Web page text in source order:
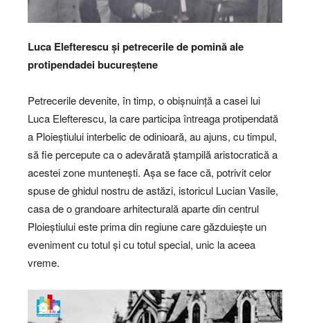
Luca Elefterescu și petrecerile de pomină ale
protipendadei bucureștene
Petrecerile devenite, în timp, o obișnuință a casei lui
Luca Elefterescu, la care participa întreaga protipendată
a Ploieștiului interbelic de odinioară, au ajuns, cu timpul,
să fie percepute ca o adevărată ștampilă aristocratică a
acestei zone muntenești. Așa se face că, potrivit celor
spuse de ghidul nostru de astăzi, istoricul Lucian Vasile,
casa de o grandoare arhitecturală aparte din centrul
Ploieștiului este prima din regiune care găzduiește un
eveniment cu totul și cu totul special, unic la aceea
vreme.